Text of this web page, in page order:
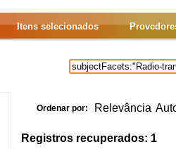
Itens selecionados
Ordenar por: Relevância
Registros recuperados: 1